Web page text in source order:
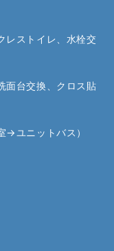
レストイレ、水栓交
面台交換、クロス貼
→ユニットバス）